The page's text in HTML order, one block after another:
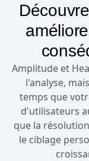
Amplitude et
l'analyse,
temps que
d'utilisateurs
que la
le ciblage